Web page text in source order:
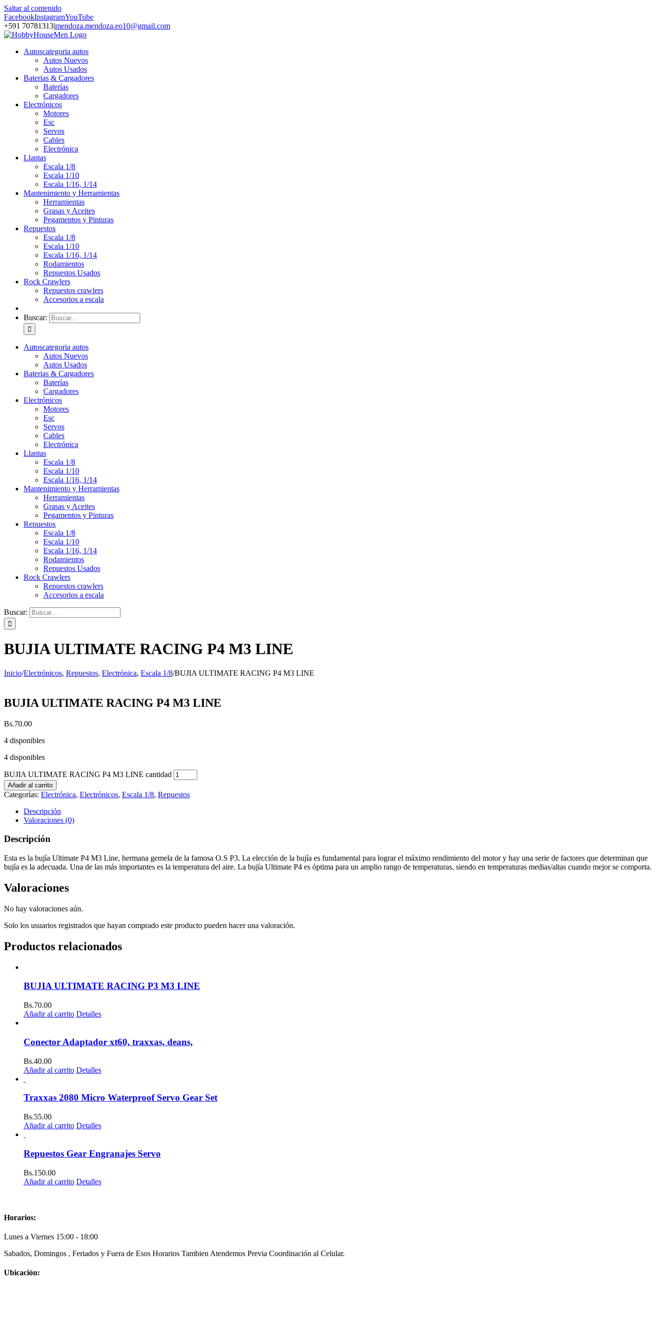
Saltar al contenido
FacebookInstagramYouTube
+591 70781313|mendoza.mendoza.eo10@gmail.com
Autoscategoria autos
Autos Nuevos
Autos Usados
Baterias & Cargadores
Baterías
Cargadores
Electrónicos
Motores
Esc
Servos
Cables
Electrónica
Llantas
Escala 1/8
Escala 1/10
Escala 1/16, 1/14
Mantenimiento y Herramientas
Herramientas
Grasas y Aceites
Pegamentos y Pinturas
Repuestos
Escala 1/8
Escala 1/10
Escala 1/16, 1/14
Rodamientos
Repuestos Usados
Rock Crawlers
Repuestos crawlers
Accesorios a escala
Buscar:
Autoscategoria autos
Autos Nuevos
Autos Usados
Baterias & Cargadores
Baterías
Cargadores
Electrónicos
Motores
Esc
Servos
Cables
Electrónica
Llantas
Escala 1/8
Escala 1/10
Escala 1/16, 1/14
Mantenimiento y Herramientas
Herramientas
Grasas y Aceites
Pegamentos y Pinturas
Repuestos
Escala 1/8
Escala 1/10
Escala 1/16, 1/14
Rodamientos
Repuestos Usados
Rock Crawlers
Repuestos crawlers
Accesorios a escala
Buscar:
BUJIA ULTIMATE RACING P4 M3 LINE
Inicio/Electrónicos, Repuestos, Electrónica, Escala 1/8/BUJIA ULTIMATE RACING P4 M3 LINE
BUJIA ULTIMATE RACING P4 M3 LINE
Bs.70.00
4 disponibles
4 disponibles
BUJIA ULTIMATE RACING P4 M3 LINE cantidad
Añadir al carrito
Categorías: Electrónica, Electrónicos, Escala 1/8, Repuestos
Descripción
Valoraciones (0)
Descripción
Esta es la bujía Ultimate P4 M3 Line, hermana gemela de la famosa O.S P3. La elección de la bujía es fundamental para lograr el máximo rendimiento del motor y hay una serie de factores que determinan que
bujía es la adecuada. Una de las más importantes es la temperatura del aire. La bujía Ultimate P4 es óptima para un amplio rango de temperaturas, siendo en temperaturas medias/altas cuando mejor se comporta.
Valoraciones
No hay valoraciones aún.
Solo los usuarios registrados que hayan comprado este producto pueden hacer una valoración.
Productos relacionados
BUJIA ULTIMATE RACING P3 M3 LINE
Bs.70.00
Añadir al carrito Detalles
Conector Adaptador xt60, traxxas, deans,
Bs.40.00
Añadir al carrito Detalles
Traxxas 2080 Micro Waterproof Servo Gear Set
Bs.55.00
Añadir al carrito Detalles
Repuestos Gear Engranajes Servo
Bs.150.00
Añadir al carrito Detalles
Horarios:
Lunes a Viernes 15:00 - 18:00
Sabados, Domingos , Feriados y Fuera de Esos Horarios Tambien Atendemos Previa Coordinación al Celular.
Ubicación: